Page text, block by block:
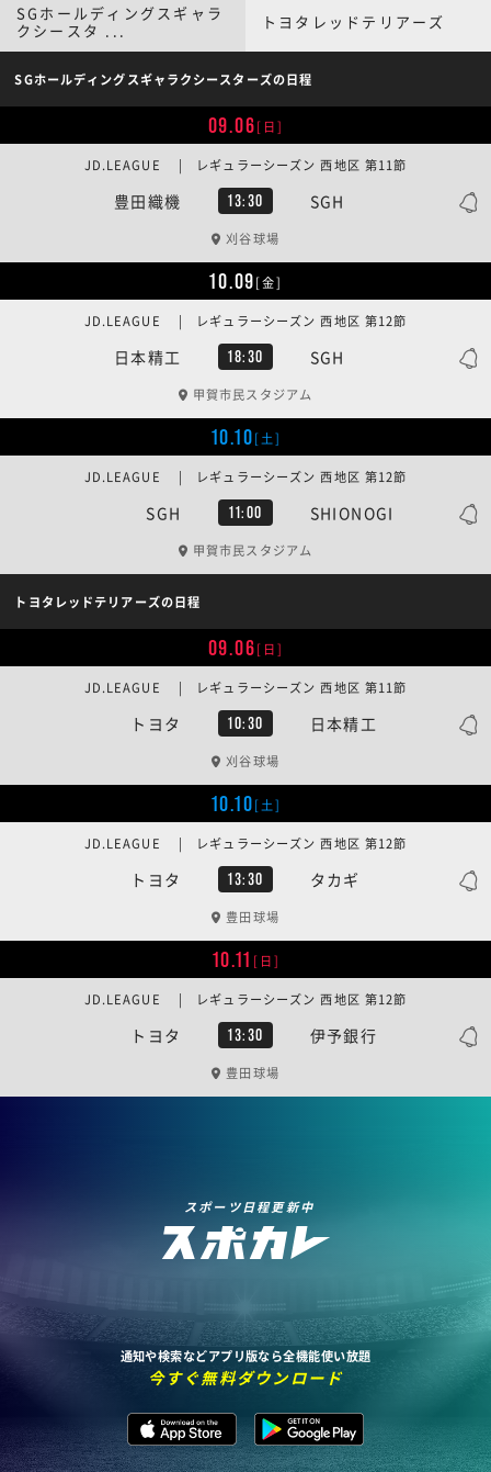
SGホールディングスギャラ
クシースタ ...
トヨタレッドテリアーズ
SGホールディングスギャラクシースターズの日程
09.06[日]
豊田織機 13:30 SGH
JD.LEAGUE | レギュラーシーズン 西地区 第11節
刈谷球場
10.09[金]
日本精工 18:30 SGH
JD.LEAGUE | レギュラーシーズン 西地区 第12節
甲賀市民スタジアム
10.10[土]
SGH 11:00 SHIONOGI
JD.LEAGUE | レギュラーシーズン 西地区 第12節
甲賀市民スタジアム
トヨタレッドテリアーズの日程
09.06[日]
トヨタ 10:30 日本精工
JD.LEAGUE | レギュラーシーズン 西地区 第11節
刈谷球場
10.10[土]
トヨタ 13:30 タカギ
JD.LEAGUE | レギュラーシーズン 西地区 第12節
豊田球場
10.11 [日]
トヨタ 13:30 伊予銀行
JD.LEAGUE | レギュラーシーズン 西地区 第12節
豊田球場
スポーツ日程更新中
通知や検索などアプリ版なら全機能使い放題
今すぐ無料ダウンロード